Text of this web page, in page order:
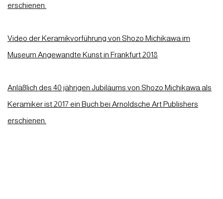
erschienen.
Video der Keramikvorführung von Shozo Michikawa im
Museum Angewandte Kunst in Frankfurt 2018
Anläßlich des 40 jährigen Jubiläums von Shozo Michikawa als
Keramiker ist 2017 ein Buch bei Arnoldsche Art Publishers
erschienen.